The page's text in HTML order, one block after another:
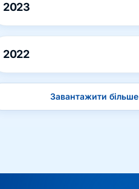
2023
2022
Завантажити більше